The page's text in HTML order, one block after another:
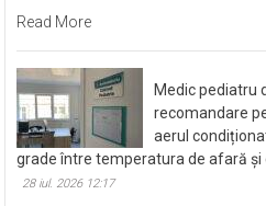
Read More
Medic pediatru
recomandare
aerul
grade între temperatura de afară și
28 iul. 2026 12:17